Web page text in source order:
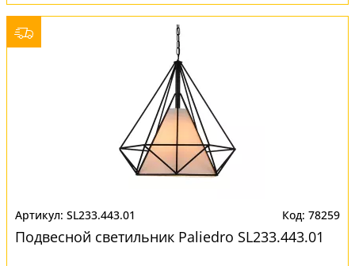
SL233.443.01 78259
Подвесной светильник Paliedro SL233.443.01